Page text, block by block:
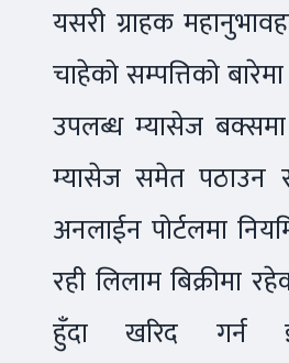
यसरी ग्राहक
चाहेको सम्पत्तिको
उपलब्ध म्यासेज
म्यासेज समेत पठाउन
अनलाईन पोर्टलमा
रही लिलाम बिक्रीमा
हुँदा खरिद गर्न